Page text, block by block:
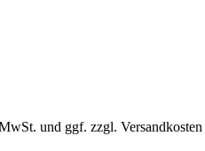
und ggf. zzgl. Versandkosten